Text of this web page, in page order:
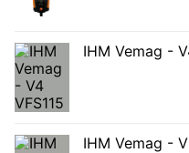
IHM Vemag -
IHM Vemag -